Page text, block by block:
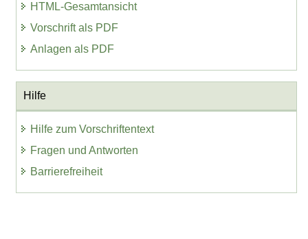
HTML-Gesamtansicht
Vorschrift als PDF
Anlagen als PDF
Hilfe
Hilfe zum Vorschriftentext
Fragen und Antworten
Barrierefreiheit